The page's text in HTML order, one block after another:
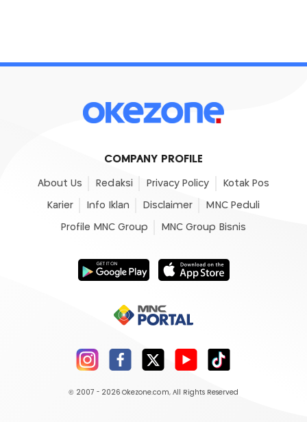
COMPANY PROFILE
About Us Redaksi Privacy Policy Kotak Pos
Karier Info Iklan Disclaimer MNC Peduli
Profile MNC Group MNC Group Bisnis
© 2007 - 2026 Okezone.com, All Rights Reserved